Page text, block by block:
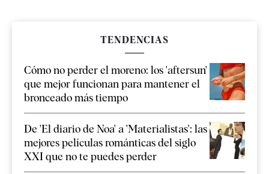
TENDENCIAS
Cómo no perder el moreno: los 'aftersun'
que mejor funcionan para mantener el
bronceado más tiempo
De 'El diario de Noa' a 'Materialistas': las
mejores películas románticas del siglo
XXI que no te puedes perder